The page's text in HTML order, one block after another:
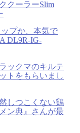
クーラーSlim
プか、本気で
DL9R-IG-
ックマのキルテ
トをもらいまし
しつこくない鶏
ン典』さんが最